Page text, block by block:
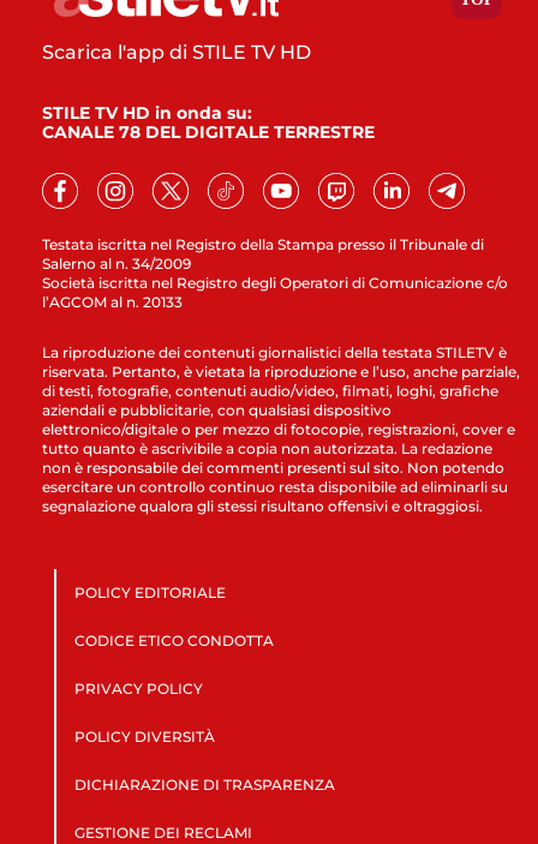
Testata iscritta nel Registro della Stampa presso il Tribunale di
Salerno al n. 34/2009
Società iscritta nel Registro degli Operatori di Comunicazione c/o
l’AGCOM al n. 20133
Scarica l'app di STILE TV HD
STILE TV HD in onda su:
CANALE 78 DEL DIGITALE TERRESTRE
La riproduzione dei contenuti giornalistici della testata STILETV è
riservata. Pertanto, è vietata la riproduzione e l’uso, anche parziale,
di testi, fotografie, contenuti audio/video, filmati, loghi, grafiche
aziendali e pubblicitarie, con qualsiasi dispositivo
elettronico/digitale o per mezzo di fotocopie, registrazioni, cover e
tutto quanto è ascrivibile a copia non autorizzata. La redazione
non è responsabile dei commenti presenti sul sito. Non potendo
esercitare un controllo continuo resta disponibile ad eliminarli su
segnalazione qualora gli stessi risultano offensivi e oltraggiosi.
POLICY EDITORIALE
CODICE ETICO CONDOTTA
PRIVACY POLICY
POLICY DIVERSITÀ
DICHIARAZIONE DI TRASPARENZA
GESTIONE DEI RECLAMI